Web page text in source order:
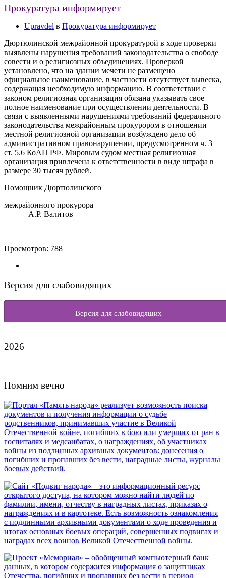
Прокуратура информирует
Upravdel в Прокуратура информирует
Дюртюлинской межрайонной прокуратурой в ходе проверки
выявлены нарушения требований законодательства о свободе
совести и о религиозных объединениях. Проверкой
установлено, что на здании мечети не размещено
официальное наименование, в частности отсутствует вывеска,
содержащая необходимую информацию. В соответствии с
законом религиозная организация обязана указывать свое
полное наименование при осуществлении деятельности. В
связи с выявленными нарушениями требований федерального
законодательства межрайонным прокурором в отношении
местной религиозной организации возбуждено дело об
административном правонарушении, предусмотренном ч. 3
ст. 5.6 КоАП РФ. Мировым судом местная религиозная
организация привлечена к ответственности в виде штрафа в
размере 30 тысяч рублей.
Помощник Дюртюлинского
межрайонного прокурора
А.Р. Валитов
Просмотров: 788
Версия для слабовидящих
Версия для слабовидящих
2026
Помним вечно